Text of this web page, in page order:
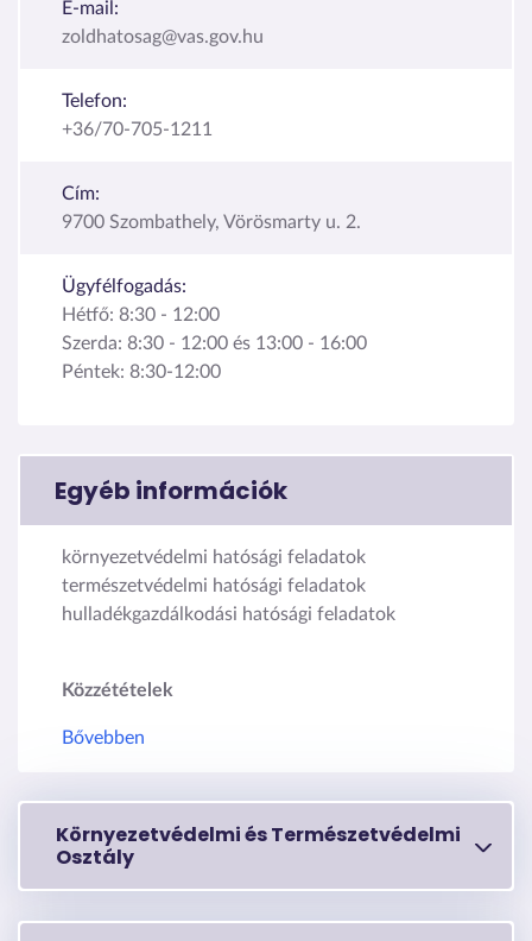
E-mail:
zoldhatosag@vas.gov.hu
Telefon:
+36/70-705-1211
Cím:
9700 Szombathely, Vörösmarty u. 2.
Ügyfélfogadás:
Hétfő: 8:30 - 12:00
Szerda: 8:30 - 12:00 és 13:00 - 16:00
Péntek: 8:30-12:00
Egyéb információk
környezetvédelmi hatósági feladatok
természetvédelmi hatósági feladatok
hulladékgazdálkodási hatósági feladatok
Közzétételek
Bővebben
Környezetvédelmi és Természetvédelmi
Osztály